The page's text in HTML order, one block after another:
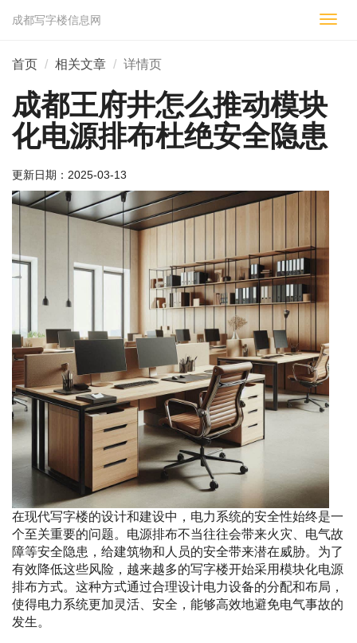
切
成都写字楼信息网
首页 相关文章 详情页
成都王府井怎么推动模块
化电源排布杜绝安全隐患
更新日期： 2025-03-13
在现代写字楼的设计和建设中，电力系统的安全性始终是一
个至关重要的问题。电源排布不当往往会带来火灾、电气故
障等安全隐患，给建筑物和人员的安全带来潜在威胁。为了
有效降低这些风险，越来越多的写字楼开始采用模块化电源
排布方式。这种方式通过合理设计电力设备的分配和布局，
使得电力系统更加灵活、安全，能够高效地避免电气事故的
发生。